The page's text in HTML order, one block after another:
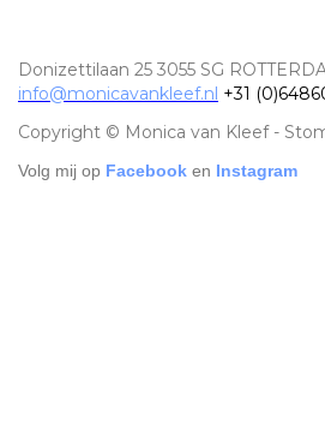
Donizettilaan 25 3055 SG
info@monicavankleef.nl +31
Copyright © Monica van Kleef -
Volg mij op Facebook en Instagram